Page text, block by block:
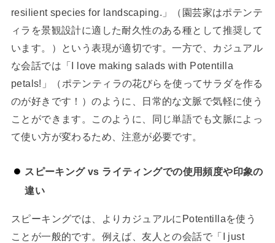
resilient species for landscaping.」（園芸家はポテンテ
ィラを景観設計に適した耐久性のある種として推奨して
います。）という表現が適切です。一方で、カジュアル
な会話では「I love making salads with Potentilla
petals!」（ポテンティラの花びらを使ってサラダを作る
のが好きです！）のように、日常的な文脈で気軽に使う
ことができます。このように、同じ単語でも文脈によっ
て使い方が変わるため、注意が必要です。
スピーキング vs ライティングでの使用頻度や印象の
違い
スピーキングでは、よりカジュアルにPotentillaを使う
ことが一般的です。例えば、友人との会話で「I just